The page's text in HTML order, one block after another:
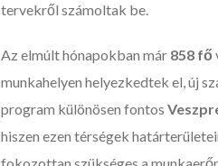
tervekről számoltak be.
Az elmúlt hónapokban már 858 fő
munkahelyen helyezkedtek el, új
program különösen fontos
hiszen ezen térségek